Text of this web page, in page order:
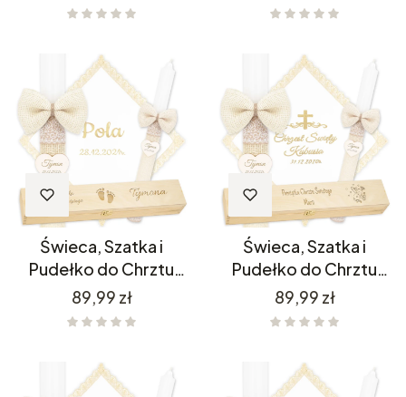
Świeca, Szatka i
Pudełko do Chrztu
C4SH10P11/11
Cena
89,99 zł
Świeca, Szatka i
Pudełko do Chrztu
C4SH1P11/1
Cena
89,99 zł